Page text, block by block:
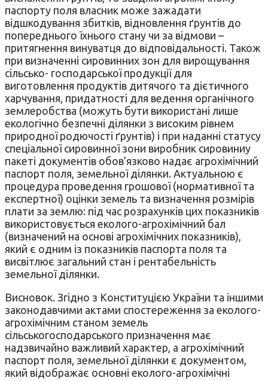
паспорту поля власник може зажадати
відшкодування збитків, відновлення ґрунтів до
попереднього їхнього стану чи за відмови –
притягнення винуватця до відповідальності. Також
при визначенні сировинних зон для вирощування
сільсько- господарської продукції для
виготовлення продуктів дитячого та дієтичного
харчування, придатності для ведення органічного
землеробства (можуть бути використані лише
екологічно безпечні ділянки з високим рівнем
природної родючості ґрунтів) і при наданні статусу
спеціальної сировинної зони виробник сировиниу
пакеті документів обов’язково надає агрохімічний
паспорт поля, земельної ділянки. Актуальною є
процедура проведення грошової (нормативної та
експертної) оцінки земель та визначення розмірів
плати за землю: під час розрахунків цих показників
використовується еколого-агрохімічний бал
(визначений на основі агрохімічних показників),
який є одним із показників паспорта поля та
висвітлює загальний стан і рентабельність
земельної ділянки.
Висновок. Згідно з Конституцією України та іншими
законодавчими актами спостереження за еколого-
агрохімічним станом земель
сільськогосподарського призначення має
надзвичайно важливий характер, а агрохімічний
паспорт поля, земельної ділянки є документом,
який відображає основні еколого-агрохімічні